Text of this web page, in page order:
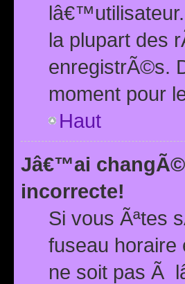
la plupart des
enregistrÃ©s.
moment pour
Haut
Jâ€™ai
incorrecte!
Si vous Ãªtes
fuseau
ne soit pas Ã